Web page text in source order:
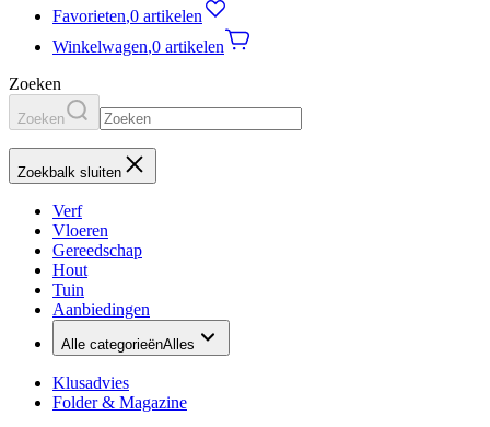
Favorieten,0 artikelen
Winkelwagen,0 artikelen
Zoeken
Zoeken
Zoekbalk sluiten
Verf
Vloeren
Gereedschap
Hout
Tuin
Aanbiedingen
Alle categorieënAlles
Klusadvies
Folder & Magazine